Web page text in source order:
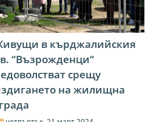
в кърджалийския
“Възрожденци“
срещу
на жилищна